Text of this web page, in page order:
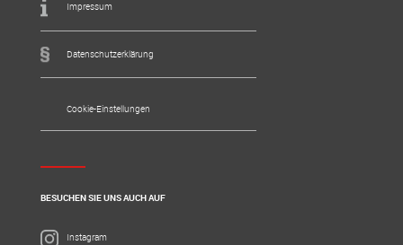
Impressum
Datenschutzerklärung
Cookie-Einstellungen
BESUCHEN SIE UNS AUCH AUF
Instagram